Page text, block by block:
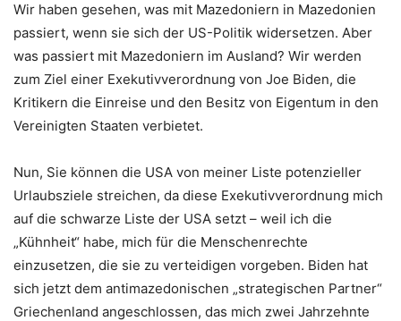
Wir haben gesehen, was mit Mazedoniern in Mazedonien
passiert, wenn sie sich der US-Politik widersetzen. Aber
was passiert mit Mazedoniern im Ausland? Wir werden
zum Ziel einer Exekutivverordnung von Joe Biden, die
Kritikern die Einreise und den Besitz von Eigentum in den
Vereinigten Staaten verbietet.
Nun, Sie können die USA von meiner Liste potenzieller
Urlaubsziele streichen, da diese Exekutivverordnung mich
auf die schwarze Liste der USA setzt – weil ich die
„Kühnheit“ habe, mich für die Menschenrechte
einzusetzen, die sie zu verteidigen vorgeben. Biden hat
sich jetzt dem antimazedonischen „strategischen Partner“
Griechenland angeschlossen, das mich zwei Jahrzehnte